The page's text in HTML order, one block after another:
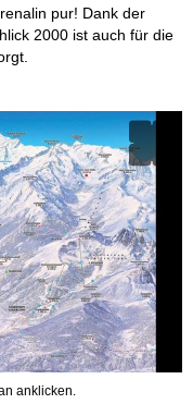
pur! Dank der
2000 ist auch für die
anklicken.